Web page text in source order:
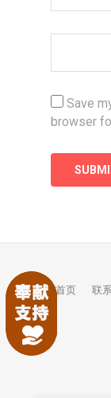
Save
browser
首页 联